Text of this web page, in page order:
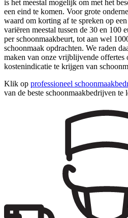
is het meestal mogelijk om met het
een eind te komen. Voor grote
waard om korting af te spreken op
variëren meestal tussen de 30 en 100
per schoonmaakbeurt, tot aan wel
schoonmaak opdrachten. We raden
maken van onze vrijblijvende offertes
kostenindicatie te krijgen van
Klik op professioneel
van de beste schoonmaakbedrijven te